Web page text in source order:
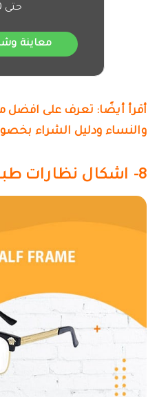
حتى 10%
معاينة
أقرأ أيضًا: تعرف على افضل
والنساء ودليل الشراء
8- اشكال نظارات طبية